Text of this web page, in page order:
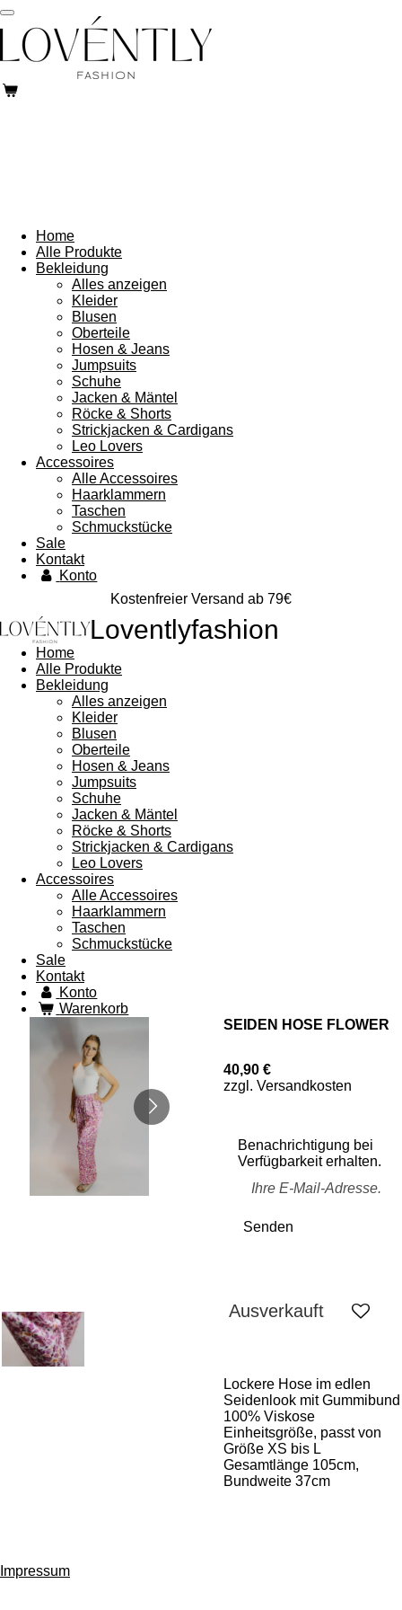
Zum
Hauptinhalt
springen
Home
Alle Produkte
Bekleidung
Alles anzeigen
Kleider
Blusen
Oberteile
Hosen & Jeans
Jumpsuits
Schuhe
Jacken & Mäntel
Röcke & Shorts
Strickjacken & Cardigans
Leo Lovers
Accessoires
Alle Accessoires
Haarklammern
Taschen
Schmuckstücke
Sale
Kontakt
Konto
Kostenfreier Versand ab 79€
Loventlyfashion
Home
Alle Produkte
Bekleidung
Alles anzeigen
Kleider
Blusen
Oberteile
Hosen & Jeans
Jumpsuits
Schuhe
Jacken & Mäntel
Röcke & Shorts
Strickjacken & Cardigans
Leo Lovers
Accessoires
Alle Accessoires
Haarklammern
Taschen
Schmuckstücke
Sale
Kontakt
Konto
Warenkorb
SEIDEN HOSE FLOWER
40,90 €
zzgl. Versandkosten
Benachrichtigung bei
Verfügbarkeit erhalten.
Senden
Ausverkauft
Lockere Hose im edlen
Seidenlook mit Gummibund
100% Viskose
Einheitsgröße, passt von
Größe XS bis L
Gesamtlänge 105cm,
Bundweite 37cm
Impressum